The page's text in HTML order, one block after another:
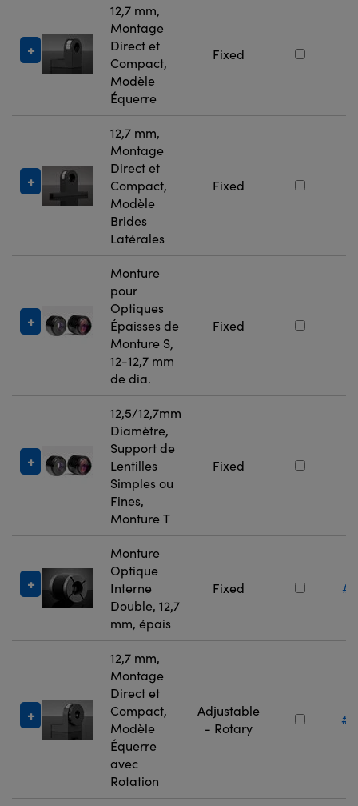
12,7 mm,
Montage
Direct et
Compact,
Modèle
Équerre
Fixed
12,7 mm,
Montage
Direct et
Compact,
Modèle
Brides
Latérales
Fixed
Monture
pour
Optiques
Épaisses de
Monture S,
12-12,7 mm
de dia.
Fixed
12,5/12,7mm
Diamètre,
Support de
Lentilles
Simples ou
Fines,
Monture T
Fixed
Monture
Optique
Interne
Double, 12,7
mm, épais
Fixed
12,7 mm,
Montage
Direct et
Compact,
Modèle
Équerre
avec
Rotation
Adjustable
- Rotary